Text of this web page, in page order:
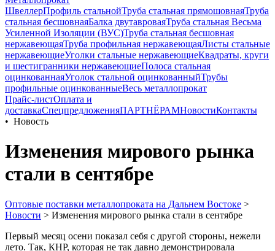
ШвеллерПрофиль стальнойТруба стальная прямошовнаяТруба
стальная бесшовнаяБалка двутавроваяТруба стальная Весьма
Усиленной Изоляции (ВУС)Труба стальная бесшовная
нержавеющаяТруба профильная нержавеющаяЛисты стальные
нержавеющиеУголки стальные нержавеющиеКвадраты, круги
и шестигранники нержавеющиеПолоса стальная
оцинкованнаяУголок стальной оцинкованныйТрубы
профильные оцинкованныеВесь металлопрокат
Прайс-листОплата и
доставкаСпецпредложенияПАРТНЁРАМНовостиКонтакты
• Новость
Изменения мирового рынка
стали в сентябре
Оптовые поставки металлопроката на Дальнем Востоке >
Новости > Изменения мирового рынка стали в сентябре
Первый месяц осени показал себя с другой стороны, нежели
лето. Так, КНР, которая не так давно демонстрировала